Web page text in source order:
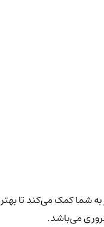
به شما کمک می‌کند تا
می‌باشد.